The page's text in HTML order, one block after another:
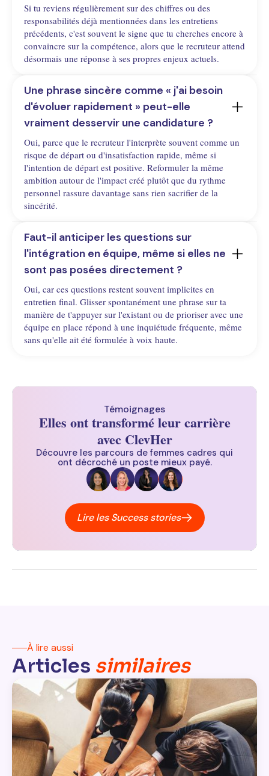
Si tu reviens régulièrement sur des chiffres ou des
responsabilités déjà mentionnées dans les entretiens
précédents, c'est souvent le signe que tu cherches encore à
convaincre sur la compétence, alors que le recruteur attend
désormais une réponse à ses propres enjeux actuels.
Une phrase sincère comme « j'ai besoin
d'évoluer rapidement » peut-elle
vraiment desservir une candidature ?
Oui, parce que le recruteur l'interprète souvent comme un
risque de départ ou d'insatisfaction rapide, même si
l'intention de départ est positive. Reformuler la même
ambition autour de l'impact créé plutôt que du rythme
personnel rassure davantage sans rien sacrifier de la
sincérité.
Faut-il anticiper les questions sur
l'intégration en équipe, même si elles ne
sont pas posées directement ?
Oui, car ces questions restent souvent implicites en
entretien final. Glisser spontanément une phrase sur ta
manière de t'appuyer sur l'existant ou de prioriser avec une
équipe en place répond à une inquiétude fréquente, même
sans qu'elle ait été formulée à voix haute.
Témoignages
Elles ont transformé leur carrière
avec ClevHer
Découvre les parcours de femmes cadres qui
ont décroché un poste mieux payé.
Lire les Success stories
À lire aussi
Articles similaires